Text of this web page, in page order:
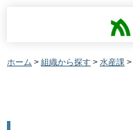
ホーム > 組織から探す > 水産課 >